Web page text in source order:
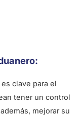
clave para el
tener un control
mejorar su